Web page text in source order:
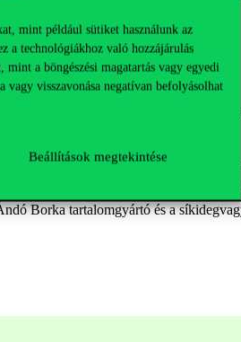
mint például sütiket használunk az
a technológiákhoz való hozzájárulás
a böngészési magatartás vagy egyedi
vagy visszavonása negatívan befolyásolhat
Beállítások megtekintése
korábban odamentél egy
élni?
beszélgetés és azt kiegészítő
jártas hozzáértők valamint saját
Borka tartalomgyártó és a